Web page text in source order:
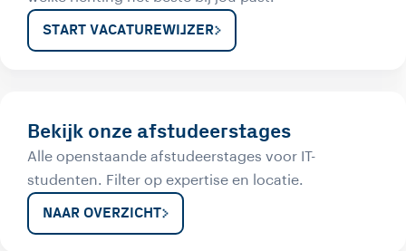
START VACATUREWIJZER
Bekijk onze afstudeerstages
Alle openstaande afstudeerstages voor IT-
studenten. Filter op expertise en locatie.
NAAR OVERZICHT